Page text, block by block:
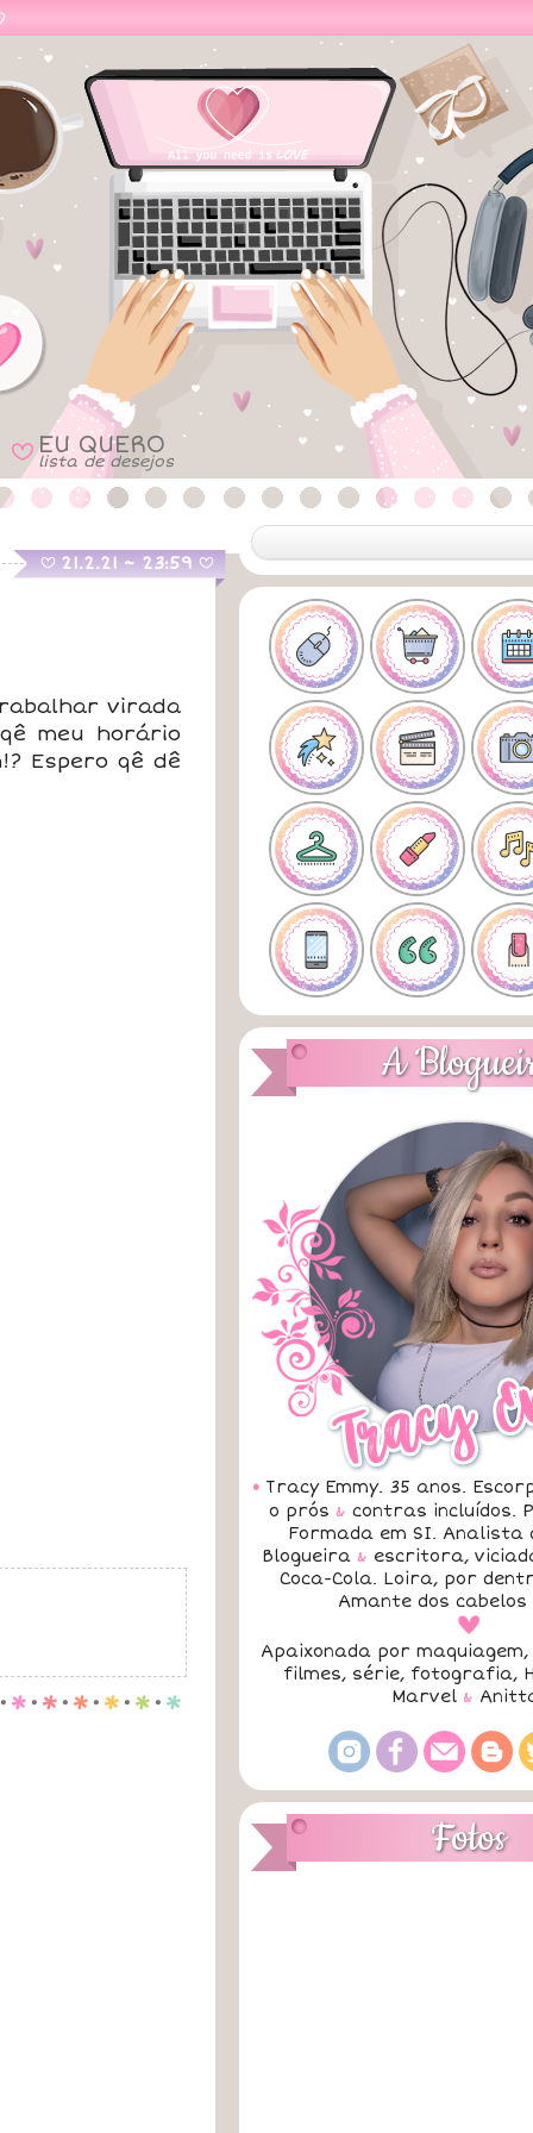
B EU QUERO
lista de desejos
B 21.2.21 ~ 23:59 B
virada
meu horário
Espero qê dê
. p . p . p . p . p . p
A
• Tracy Emmy. 35 anos.
o prós & contras incluídos.
Formada em SI. Analista
Blogueira & escritora,
Coca-Cola. Loira, por
Amante dos
a
Apaixonada por maquiagem,
filmes, série, fotografia,
Marvel &
Fotos